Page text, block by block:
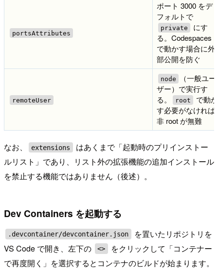
portsAttributes
ポート 3000 をデ
フォルトで
private
にす
る。Codespaces
で動かす場合に外
部公開を防ぐ
remoteUser
node
（一般ユー
ザー）で実行す
る。
root
で動か
す必要がなければ
非 root が無難
なお、 extensions
はあくまで「起動時のプリインストー
ルリスト」であり、リスト外の拡張機能の追加インストール
を禁止する機能ではありません（後述）。
Dev Containers を起動する
.devcontainer/devcontainer.json
を置いたリポジトリを
VS Code で開き、左下の
<>
をクリックして「コンテナー
で再度開く」を選択するとコンテナのビルドが始まります。